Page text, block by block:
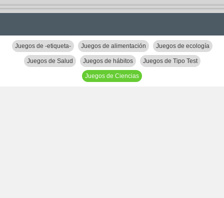
Juegos de -etiqueta- Juegos de alimentación Juegos de ecología
Juegos de Salud Juegos de hábitos Juegos de Tipo Test
Juegos de Ciencias